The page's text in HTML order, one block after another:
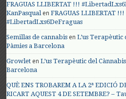
FRAGUAS LLIBERTAT !!!
KanPasqualenFRAGUAS LLIBERTAT !!!
#LibertadLxs6DeFraguas
Semillas de cannabis enL’us
Pàmies a Barcelona
Growlet enL’us Terapèutic del
Barcelona
QUÈ ENS TROBAREM A LA 2ª EDICIÓ
RICART AQUEST 4 DE SETEMBRE? –